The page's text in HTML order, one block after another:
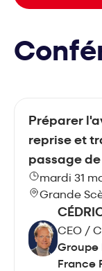
Préparer
reprise et
passage
mardi 31
Grande
CEO /
Groupe
France